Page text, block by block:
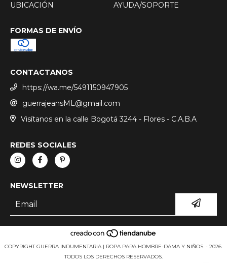
UBICACIÓN AYUDA/SOPORTE
FORMAS DE ENVÍO
CONTACTANOS
https://wa.me/5491150947905
guerrajeansML@gmail.com
Visítanos en la calle Bogotá 3244 - Flores - C.A.B.A
REDES SOCIALES
NEWSLETTER
COPYRIGHT GUERRA INDUMENTARIA | ROPA PARA HOMBRE-DAMA Y NIÑOS. - 2026.
TODOS LOS DERECHOS RESERVADOS.